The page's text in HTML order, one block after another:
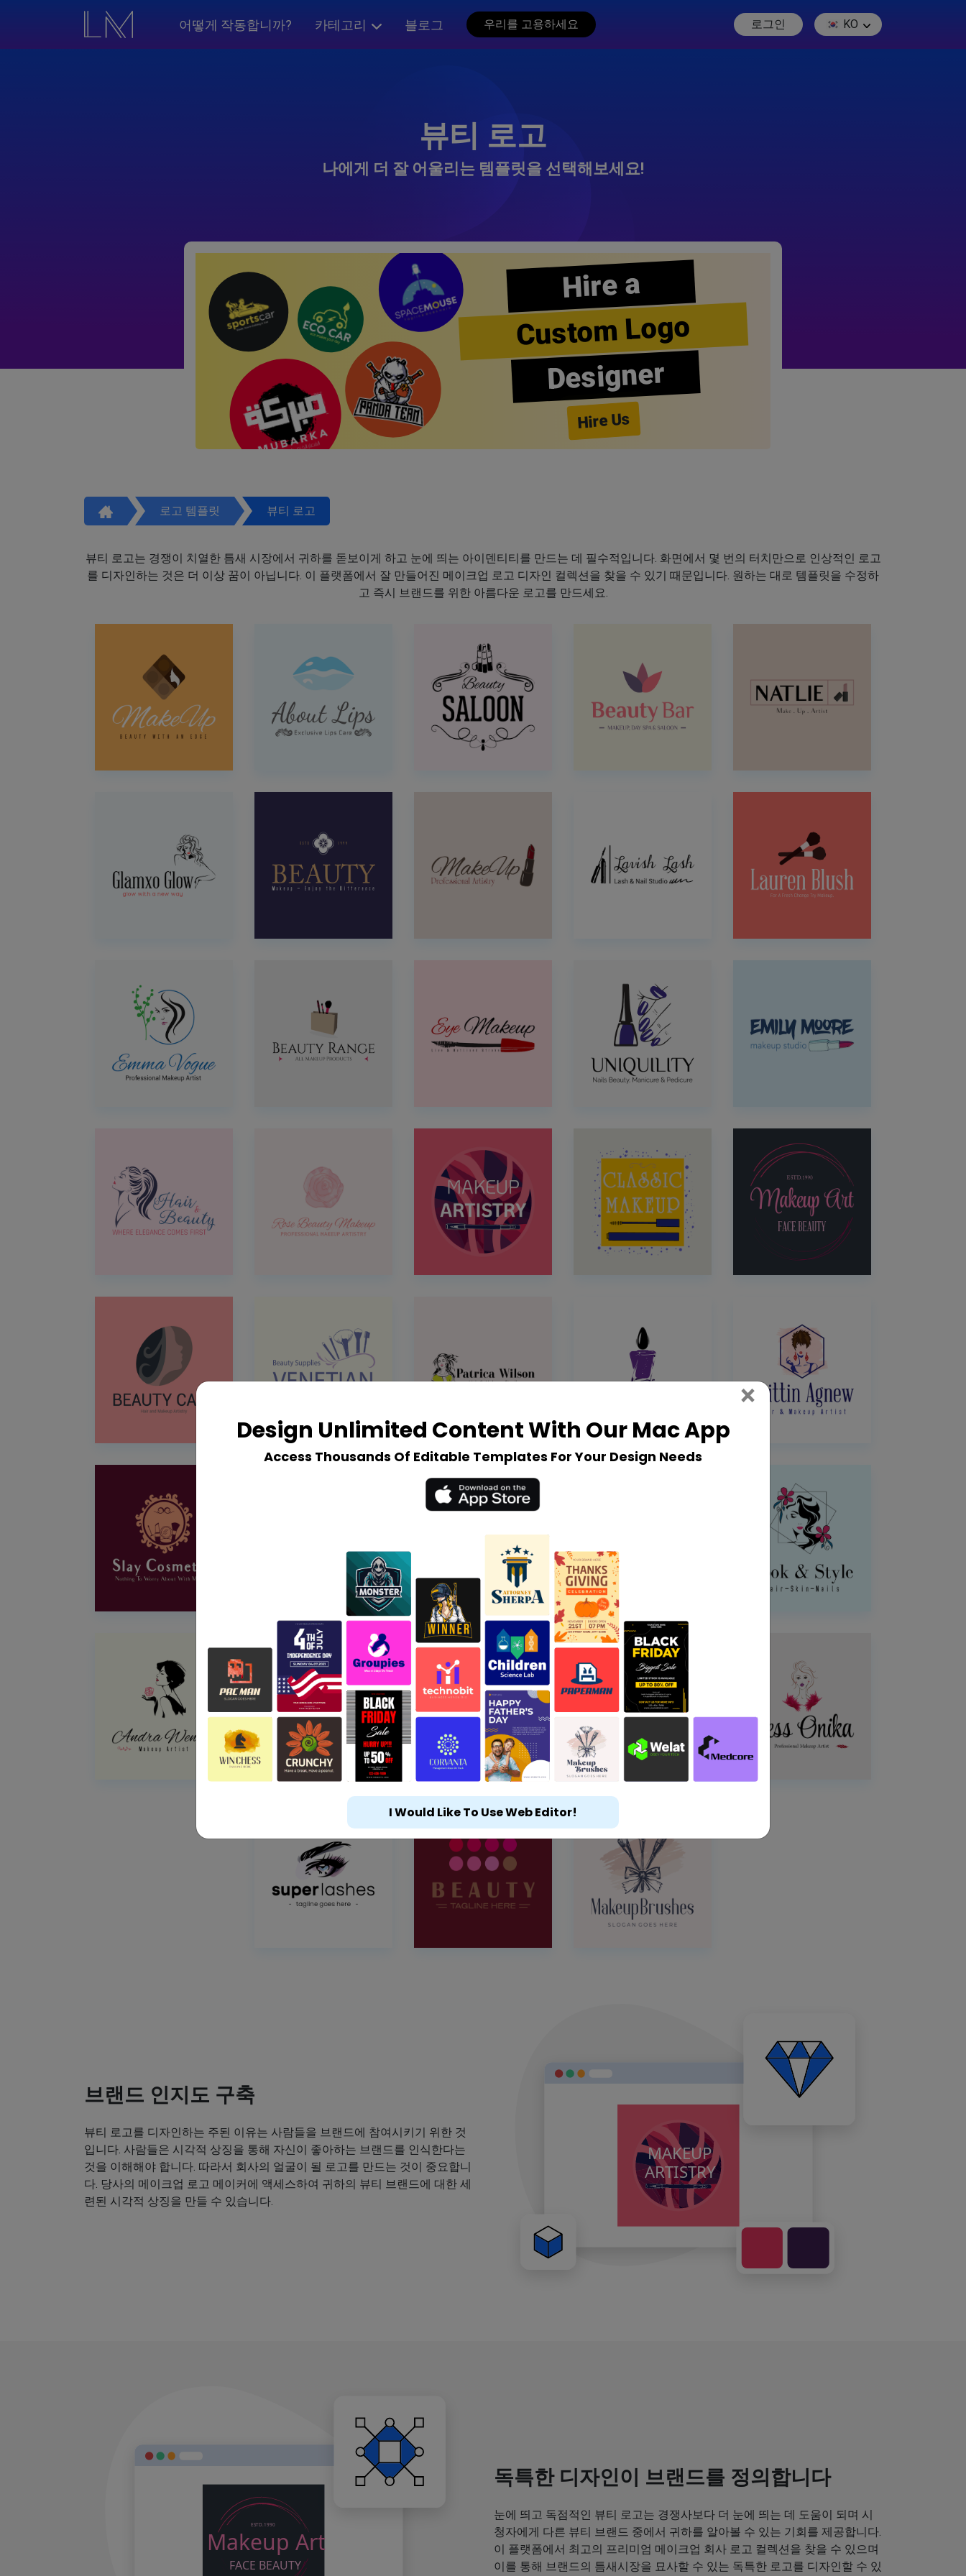
어떻게 작동합니까? 카테고리 블로그 우리를 고용하세요 로그인 KO
뷰티 로고
나에게 더 잘 어울리는 템플릿을 선택해보세요!
Hire a
Custom Logo
Designer
Hire Us
로고 템플릿 뷰티 로고
뷰티 로고는 경쟁이 치열한 틈새 시장에서 귀하를 돋보이게 하고 눈에 띄는 아이덴티티를 만드는 데 필수적입니다. 화면에서 몇 번의 터치만으로 인상적인 로고
를 디자인하는 것은 더 이상 꿈이 아닙니다. 이 플랫폼에서 잘 만들어진 메이크업 로고 디자인 컬렉션을 찾을 수 있기 때문입니다. 원하는 대로 템플릿을 수정하
고 즉시 브랜드를 위한 아름다운 로고를 만드세요.
브랜드 인지도 구축
뷰티 로고를 디자인하는 주된 이유는 사람들을 브랜드에 참여시키기 위한 것
입니다. 사람들은 시각적 상징을 통해 자신이 좋아하는 브랜드를 인식한다는
것을 이해해야 합니다. 따라서 회사의 얼굴이 될 로고를 만드는 것이 중요합니
다. 당사의 메이크업 로고 메이커에 액세스하여 귀하의 뷰티 브랜드에 대한 세
련된 시각적 상징을 만들 수 있습니다.
독특한 디자인이 브랜드를 정의합니다
눈에 띄고 독점적인 뷰티 로고는 경쟁사보다 더 눈에 띄는 데 도움이 되며 시
청자에게 다른 뷰티 브랜드 중에서 귀하를 알아볼 수 있는 기회를 제공합니다.
이 플랫폼에서 최고의 프리미엄 메이크업 회사 로고 컬렉션을 찾을 수 있으며
이를 통해 브랜드의 틈새시장을 묘사할 수 있는 독특한 로고를 디자인할 수 있
Design Unlimited Content With Our Mac App
Access Thousands Of Editable Templates For Your Design Needs
× Close
I Would Like To Use Web Editor!